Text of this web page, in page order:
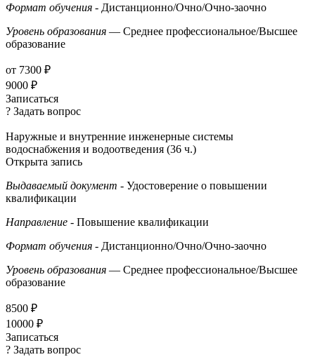
Формат обучения - Дистанционно/Очно/Очно-заочно
Уровень образования — Среднее профессиональное/Высшее
образование
от 7300 ₽
9000 ₽
Записаться
? Задать вопрос
Наружные и внутренние инженерные системы
водоснабжения и водоотведения (36 ч.)
Открыта запись
Выдаваемый документ - Удостоверение о повышении
квалификации
Направление - Повышение квалификации
Формат обучения - Дистанционно/Очно/Очно-заочно
Уровень образования — Среднее профессиональное/Высшее
образование
8500 ₽
10000 ₽
Записаться
? Задать вопрос